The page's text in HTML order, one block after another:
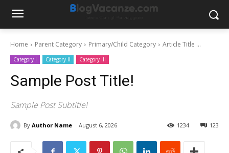
Home Parent Category Primary/Child Category Article Title ...
Category I Category II Category III
Sample Post Title!
Sample Post Subtitle!
By Author Name August 6, 2026 123
1234